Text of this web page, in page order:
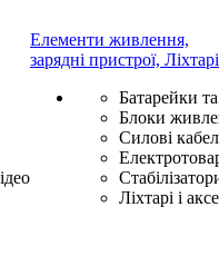
Елементи живлення,
зарядні пристрої, Ліхтарі
Батарейки
Блоки
Силові
Ліхтарі і